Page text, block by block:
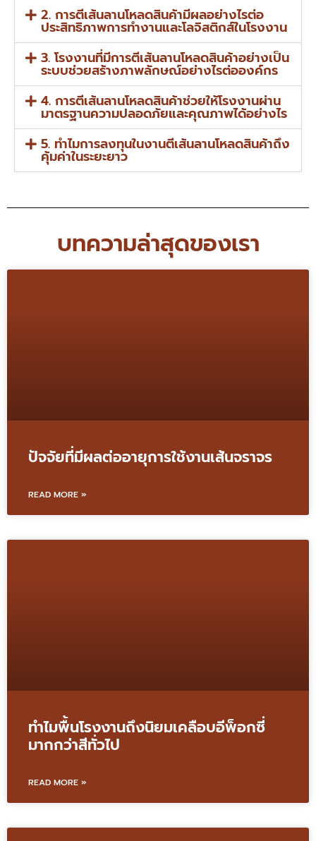
2. การตีเส้นลานโหลดสินค้ามีผลอย่างไรต่อ
ประสิทธิภาพการทำงานและโลจิสติกส์ในโรงงาน
3. โรงงานที่มีการตีเส้นลานโหลดสินค้าอย่างเป็น
ระบบช่วยสร้างภาพลักษณ์อย่างไรต่อองค์กร
4. การตีเส้นลานโหลดสินค้าช่วยให้โรงงานผ่าน
มาตรฐานความปลอดภัยและคุณภาพได้อย่างไร
5. ทำไมการลงทุนในงานตีเส้นลานโหลดสินค้าถึง
คุ้มค่าในระยะยาว
บทความล่าสุดของเรา
ปัจจัยที่มีผลต่ออายุการใช้งานเส้นจราจร
READ MORE »
ทำไมพื้นโรงงานถึงนิยมเคลือบอีพ็อกซี่
มากกว่าสีทั่วไป
READ MORE »